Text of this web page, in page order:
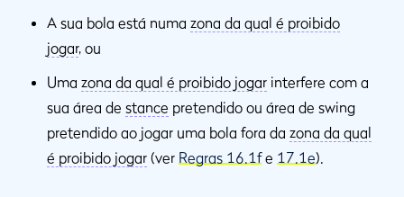
A sua bola está numa zona da qual é proibido
jogar, ou
Uma zona da qual é proibido jogar interfere com a
sua área de stance pretendido ou área de swing
pretendido ao jogar uma bola fora da zona da qual
é proibido jogar (ver Regras 16.1fe 17.1e).